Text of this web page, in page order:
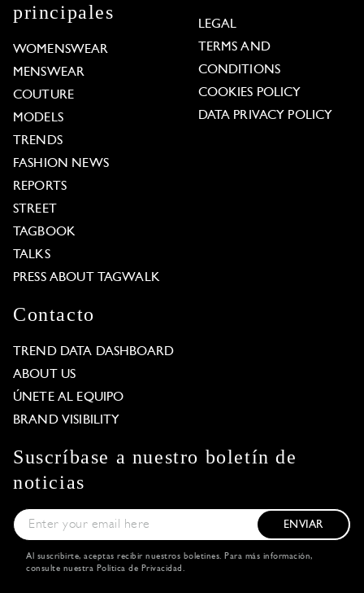
principales
WOMENSWEAR
MENSWEAR
COUTURE
MODELS
TRENDS
FASHION NEWS
REPORTS
STREET
TAGBOOK
TALKS
PRESS ABOUT TAGWALK
LEGAL
TERMS AND
CONDITIONS
COOKIES POLICY
DATA PRIVACY POLICY
Contacto
TREND DATA DASHBOARD
ABOUT US
ÚNETE AL EQUIPO
BRAND VISIBILITY
Suscríbase a nuestro boletín de
noticias
ENVIAR
Al suscribirte, aceptas recibir nuestros boletines. Para más información,
consulte nuestra Política de Privacidad .